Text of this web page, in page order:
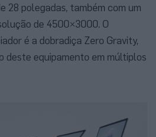
28 polegadas, também com um
de 4500×3000. O
é a dobradiça Zero Gravity,
deste equipamento em múltiplos